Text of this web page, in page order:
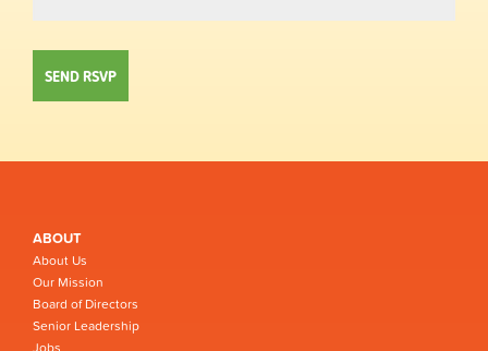
ABOUT
About Us
Our Mission
Board of Directors
Senior Leadership